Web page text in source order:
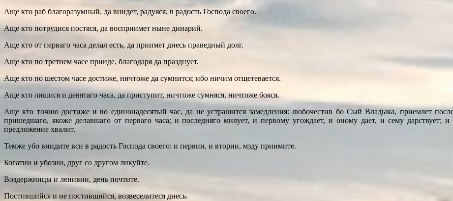
Аще кто раб благоразумный, да внидет, радуяся, в радость Господа своего.
Аще кто потрудися постяся, да восприимет ныне динарий.
Аще кто от перваго часа делал есть, да приимет днесь праведный долг.
Аще кто по третием часе прииде, благодаря да празднует.
Аще кто по шестом часе достиже, ничтоже да сумнится; ибо ничим отщетевается.
Аще кто лишися и девятаго часа, да приступит, ничтоже сумняся, ничтоже бояся.
Аще кто точию достиже и во единонадесятый час, да не устрашится замедления: любочестив бо Сый Владыка, приемлет
пришедшаго, якоже делавшаго от перваго часа; и последняго милует, и первому угождает, и оному дает, и сему дарствует;
предложение хвалит.
Темже убо внидите вси в радость Господа своего: и первии, и втории, мзду приимите.
Богатии и убозии, друг со другом ликуйте.
Воздержницы и ленивии, день почтите.
Постившийся и не постившийся, возвеселитеся днесь.